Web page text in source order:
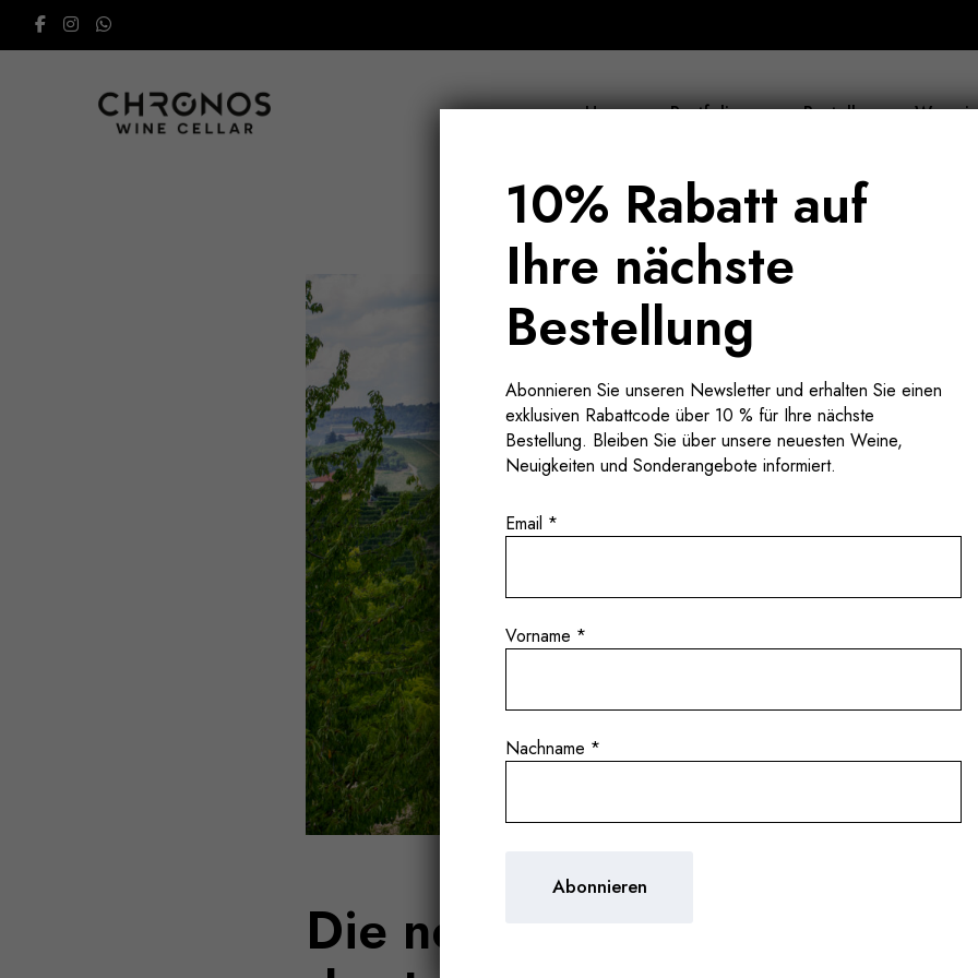
Home Portfolio Bestellen Wer
Die neuen Jahrgänge im
10% Rabatt auf
Ihre nächste
Bestellung
Abonnieren Sie unseren Newsletter und erhalten Sie einen
exklusiven Rabattcode über 10 % für Ihre nächste
Bestellung. Bleiben Sie über unsere neuesten Weine,
Neuigkeiten und Sonderangebote informiert.
Email *
Vorname *
Nachname *